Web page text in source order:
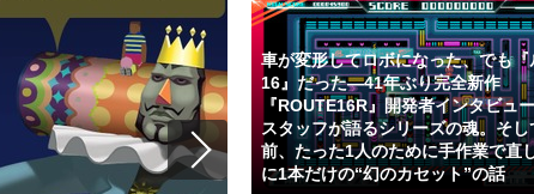
車が変形してロボになった、でも『
16』だった―41年ぶり完全新作
『ROUTE16R』開発者インタビュ
スタッフが語るシリーズの魂。そし
前、たった1人のために手作業で直
に1本だけの“幻のカセット”の話